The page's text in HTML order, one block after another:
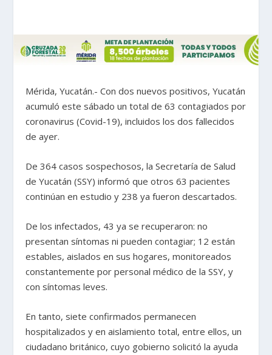
Mérida, Yucatán.- Con dos nuevos positivos, Yucatán
acumuló este sábado un total de 63 contagiados por
coronavirus (Covid-19), incluidos los dos fallecidos
de ayer.
De 364 casos sospechosos, la Secretaría de Salud
de Yucatán (SSY) informó que otros 63 pacientes
continúan en estudio y 238 ya fueron descartados.
De los infectados, 43 ya se recuperaron: no
presentan síntomas ni pueden contagiar; 12 están
estables, aislados en sus hogares, monitoreados
constantemente por personal médico de la SSY, y
con síntomas leves.
En tanto, siete confirmados permanecen
hospitalizados y en aislamiento total, entre ellos, un
ciudadano británico, cuyo gobierno solicitó la ayuda